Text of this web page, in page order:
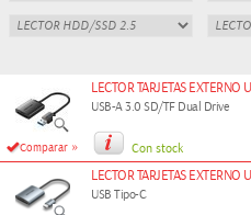
Comparar »
LECTOR TARJETAS EXTERNO
USB-A 3.0 SD/TF Dual Drive
Con stock
LECTOR TARJETAS EXTERNO
USB Tipo-C